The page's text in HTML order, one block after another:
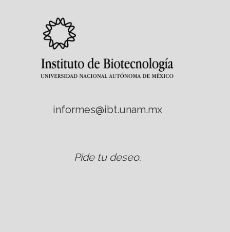
informes@ibt.unam.mx
Pide tu deseo.